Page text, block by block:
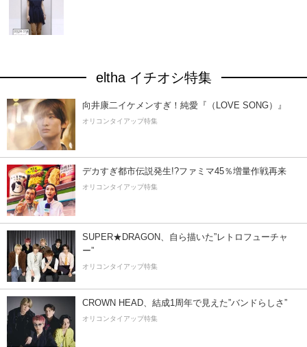
eltha イチオシ特集
向井康二イケメンすぎ！純愛『（LOVE SONG）』
オリコンタイアップ特集
デカすぎ都市伝説発生!?ファミマ45％増量作戦再来
オリコンタイアップ特集
SUPER★DRAGON、自ら描いた”レトロフューチャ
ー”
オリコンタイアップ特集
CROWN HEAD、結成1周年で見えた”バンドらしさ”
オリコンタイアップ特集